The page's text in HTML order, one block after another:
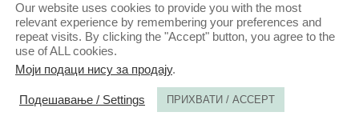
овог аутора у овој свесци
Др Андрија Гамс: О СВОЈИНИ, Београд,
сопствено изд. 1982. стр. 62. (PDF)
1980.
Our website uses cookies to provide you with the most
relevant experience by remembering your preferences and
repeat visits. By clicking the "Accept" button, you agree to the
use of ALL cookies.
Моји подаци нису за продају.
Подешавање / Settings ПРИХВАТИ / ACCEPT